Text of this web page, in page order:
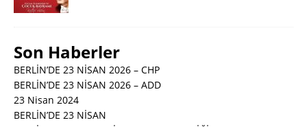
Son Haberler
BERLİN’DE 23 NİSAN 2026 – CHP
BERLİN’DE 23 NİSAN 2026 – ADD
23 Nisan 2024
BERLİN’DE 23 NİSAN